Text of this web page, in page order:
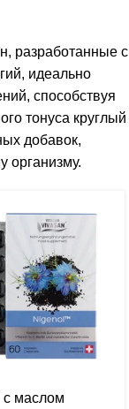
разработанные с
идеально
способствуя
тонуса круглый
добавок,
организму.
с маслом